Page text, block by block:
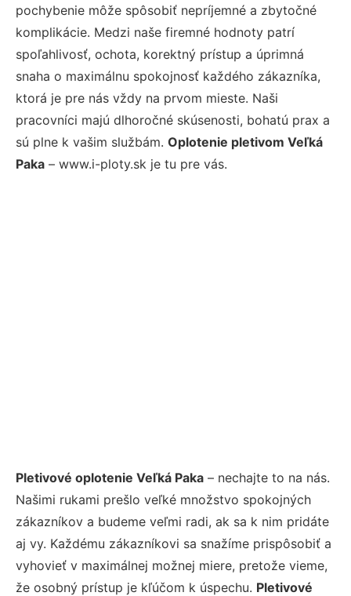
pochybenie môže spôsobiť nepríjemné a zbytočné
komplikácie. Medzi naše firemné hodnoty patrí
spoľahlivosť, ochota, korektný prístup a úprimná
snaha o maximálnu spokojnosť každého zákazníka,
ktorá je pre nás vždy na prvom mieste. Naši
pracovníci majú dlhoročné skúsenosti, bohatú prax a
sú plne k vašim službám. Oplotenie pletivom Veľká
Paka – www.i-ploty.sk je tu pre vás.
Pletivové oplotenie Veľká Paka – nechajte to na nás.
Našimi rukami prešlo veľké množstvo spokojných
zákazníkov a budeme veľmi radi, ak sa k nim pridáte
aj vy. Každému zákazníkovi sa snažíme prispôsobiť a
vyhovieť v maximálnej možnej miere, pretože vieme,
že osobný prístup je kľúčom k úspechu. Pletivové